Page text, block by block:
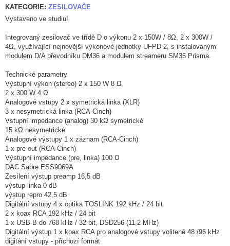
KATEGORIE: ZESILOVAČE
Vystaveno ve studiu!
Integrovaný zesilovač ve třídě D o výkonu 2 x 150W / 8Ω, 2 x 300W /
4Ω, využívající nejnovější výkonové jednotky UFPD 2, s instalovaným
modulem D/A převodníku DM36 a modulem streameru SM35 Prisma.
Technické parametry
Výstupní výkon (stereo) 2 x 150 W 8 Ω
2 x 300 W 4 Ω
Analogové vstupy 2 x symetrická linka (XLR)
3 x nesymetrická linka (RCA-Cinch)
Vstupní impedance (analog) 30 kΩ symetrické
15 kΩ nesymetrické
Analogové výstupy 1 x záznam (RCA-Cinch)
1 x pre out (RCA-Cinch)
Výstupní impedance (pre, linka) 100 Ω
DAC Sabre ESS9069A
Zesílení výstup preamp 16,5 dB
výstup linka 0 dB
výstup repro 42,5 dB
Digitální vstupy 4 x optika TOSLINK 192 kHz / 24 bit
2 x koax RCA 192 kHz / 24 bit
1 x USB-B do 768 kHz / 32 bit, DSD256 (11,2 MHz)
Digitální výstup 1 x koax RCA pro analogové vstupy voliteně 48 /96 kHz
digitání vstupy - příchozí formát